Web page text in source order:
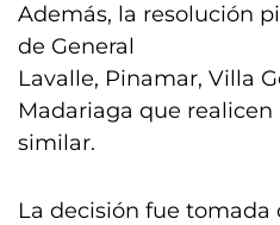
Además, la resolución
de General
Lavalle, Pinamar, Villa
Madariaga que realicen
similar.
La decisión fue tomada